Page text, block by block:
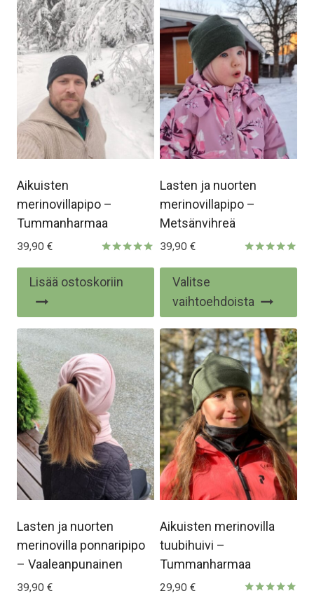
Aikuisten
merinovillapipo –
Tummanharmaa
5.00
39,90 €
Lisää ostoskoriin
Lasten ja nuorten
merinovillapipo –
Metsänvihreä
39,90 €
Valitse
vaihtoehdoista
on
Lasten ja nuorten
merinovilla ponnaripipo
– Vaaleanpunainen
39,90 €
Aikuisten merinovilla
tuubihuivi –
Tummanharmaa
29,90 €